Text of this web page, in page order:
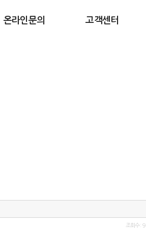
온라인문의 고객센터
조회수: